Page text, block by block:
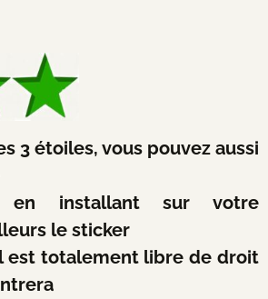
3 étoiles, vous pouvez aussi
en installant sur votre
le sticker
est totalement libre de droit